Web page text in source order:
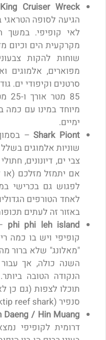
King Cruiser Wreck
לאי קופיפי. במשך
מקרקעית הים וכיום
שוחות להקות
מפוארים, אלמוגים
סרטנים וקיפודי ים.
מיוחד במינו עם כמה
ימיים.
Shark Piont
–
שוניות אלמוגים
צבי ים, דיונונים,
אם יתמזל מזלכם (או
לפגוש גם בכרישי
לאחד הטורפים
באזור זה לעתים
phi phi leh island
קופיפי ויש בו כמה
"מאלונג" שלא ברור
השנה כולה, אך
הנקודה הטובה
תוכלו לצפות (גם כן
סנפיר (Blacktip reef shark).
Daeng / Hin Muang
דרומית לקופיפי